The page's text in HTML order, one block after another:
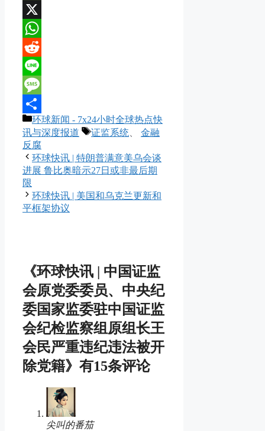
WeChat
X
WhatsApp
Reddit
Line
Message
分
享
分
类
环球新闻 - 7x24小时全球热点快
讯与深度报道
标
证监系统
金融
反腐
环球快讯 | 特朗普满意美乌会谈
进展 鲁比奥暗示27日或非最后期
限
环球快讯 | 美国和乌克兰更新和
平框架协议
《环球快讯 | 中国证监
会原党委委员、中央纪
委国家监委驻中国证监
会纪检监察组原组长王
会民严重违纪违法被开
除党籍》有15条评论
尖叫的番茄